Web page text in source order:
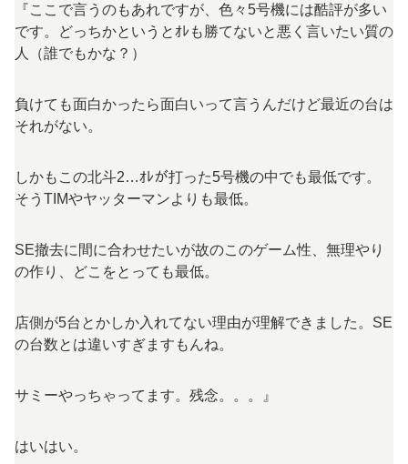
『ここで言うのもあれですが、色々5号機には酷評が多い
です。どっちかというとｵﾚも勝てないと悪く言いたい質の
人（誰でもかな？）
負けても面白かったら面白いって言うんだけど最近の台は
それがない。
しかもこの北斗2…ｵﾚが打った5号機の中でも最低です。
そうTIMやヤッターマンよりも最低。
SE撤去に間に合わせたいが故のこのゲーム性、無理やり
の作り、どこをとっても最低。
店側が5台とかしか入れてない理由が理解できました。SE
の台数とは違いすぎますもんね。
サミーやっちゃってます。残念。。。』
はいはい。